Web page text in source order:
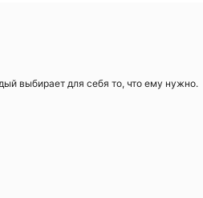
выбирает для себя то, что ему нужно.